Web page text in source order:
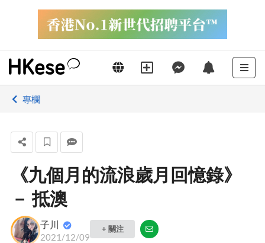
專欄
《九個月的流浪歲月回憶錄》
－ 抵澳
子川
2021/12/09
+ 關注